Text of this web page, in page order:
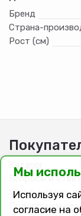
Бренд
Страна-
Рост (см)
Каталог
Вопросы и
Заказ, оплата,
Подарочные
Мы
Используя
согласие на